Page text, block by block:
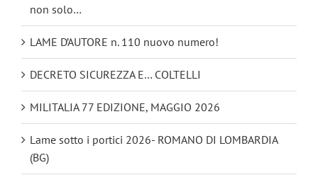
non solo…
LAME D’AUTORE n. 110 nuovo numero!
DECRETO SICUREZZA E… COLTELLI
MILITALIA 77 EDIZIONE, MAGGIO 2026
Lame sotto i portici 2026- ROMANO DI LOMBARDIA
(BG)